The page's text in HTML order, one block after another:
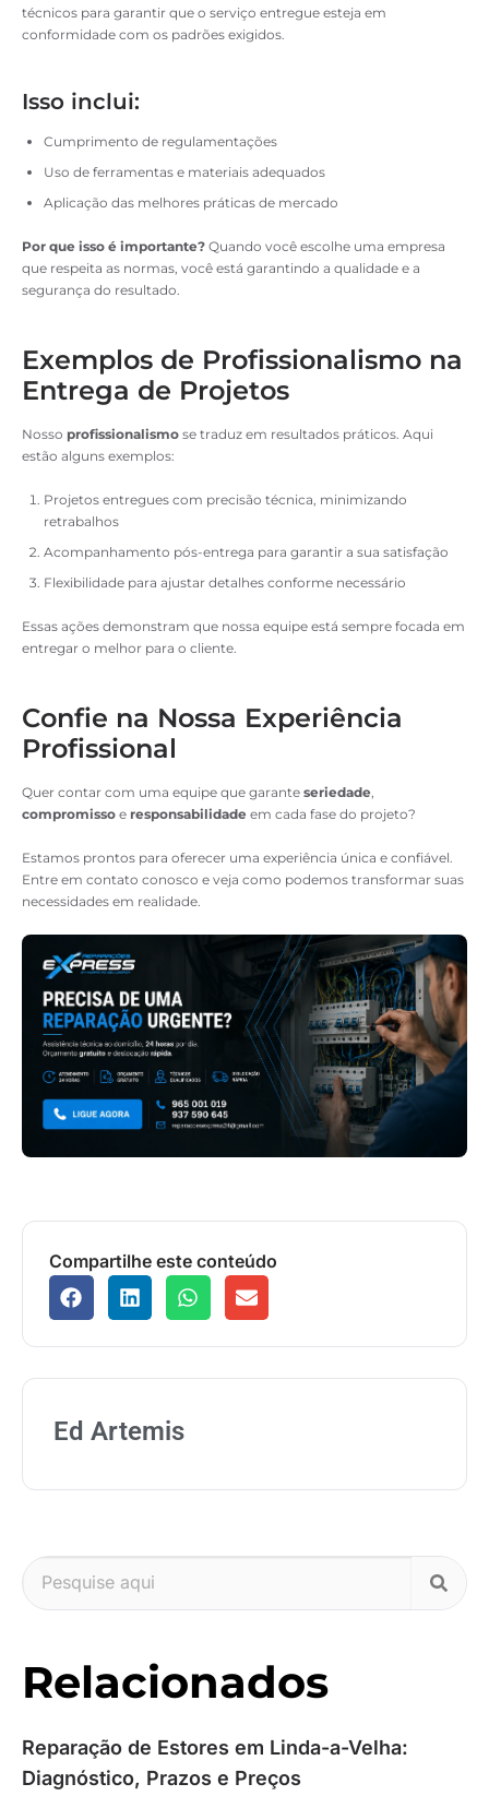
técnicos para garantir que o serviço entregue esteja em
conformidade com os padrões exigidos.
Isso inclui:
Cumprimento de regulamentações
Uso de ferramentas e materiais adequados
Aplicação das melhores práticas de mercado
Por que isso é importante? Quando você escolhe uma empresa
que respeita as normas, você está garantindo a qualidade e a
segurança do resultado.
Exemplos de Profissionalismo na
Entrega de Projetos
Nosso profissionalismo se traduz em resultados práticos. Aqui
estão alguns exemplos:
Projetos entregues com precisão técnica, minimizando
retrabalhos
Acompanhamento pós-entrega para garantir a sua satisfação
Flexibilidade para ajustar detalhes conforme necessário
Essas ações demonstram que nossa equipe está sempre focada em
entregar o melhor para o cliente.
Confie na Nossa Experiência
Profissional
Quer contar com uma equipe que garante seriedade
compromisso e responsabilidade em cada fase do projeto?
Estamos prontos para oferecer uma experiência única e confiável.
Entre em contato conosco e veja como podemos transformar suas
necessidades em realidade.
Compartilhe este conteúdo
Ed Artemis
Relacionados
Reparação de Estores em Linda-a-Velha:
Diagnóstico, Prazos e Preços